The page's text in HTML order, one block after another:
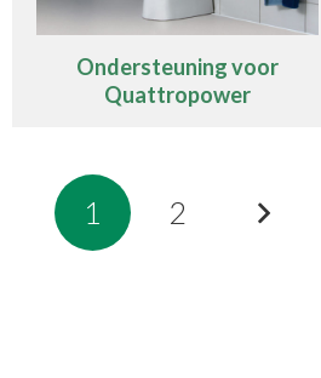
Ondersteuning voor
Quattropower
1 2